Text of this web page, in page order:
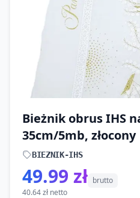
Bieżnik obrus IHS
35cm/5mb, złocony
BIEZNIK-IHS
49.99 zł brutto
40.64 zł netto